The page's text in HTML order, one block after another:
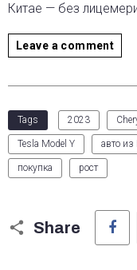
Китае — без
Leave a comment
Tags 2023
Tesla Model Y авто
покупка рост
Share